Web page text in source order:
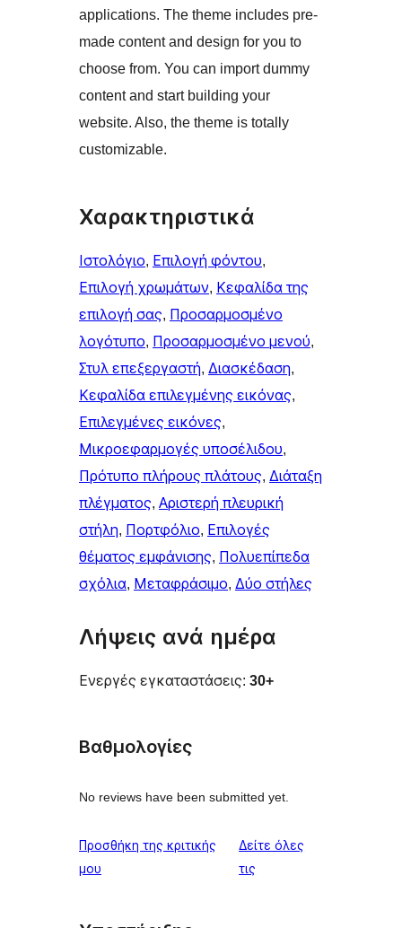
applications. The theme includes pre-
made content and design for you to
choose from. You can import dummy
content and start building your
website. Also, the theme is totally
customizable.
Χαρακτηριστικά
Ιστολόγιο, Επιλογή φόντου
Επιλογή χρωμάτων, Κεφαλίδα της
επιλογή σας, Προσαρμοσμένο
λογότυπο, Προσαρμοσμένο μενού
Στυλ επεξεργαστή, Διασκέδαση
Κεφαλίδα επιλεγμένης εικόνας
Επιλεγμένες εικόνες
Μικροεφαρμογές υποσέλιδου
Πρότυπο πλήρους πλάτους, Διάταξη
πλέγματος, Αριστερή πλευρική
στήλη, Πορτφόλιο, Επιλογές
θέματος εμφάνισης, Πολυεπίπεδα
σχόλια, Μεταφράσιμο, Δύο στήλες
Λήψεις ανά ημέρα
Ενεργές εγκαταστάσεις: 30+
Βαθμολογίες
No reviews have been submitted yet.
Προσθήκη της κριτικής
μου
Δείτε όλες
τις